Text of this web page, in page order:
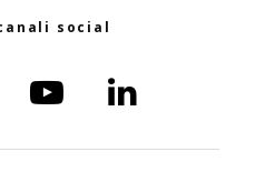
social